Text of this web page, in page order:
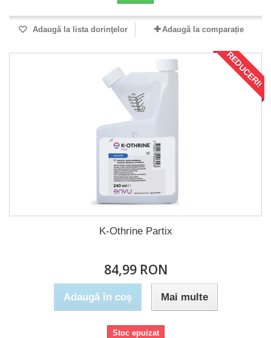
Adaugă la lista dorinţelor Adaugă la comparație
REDUCERI!
K-Othrine Partix
84,99 RON
Adaugă în coş Mai multe
Stoc epuizat